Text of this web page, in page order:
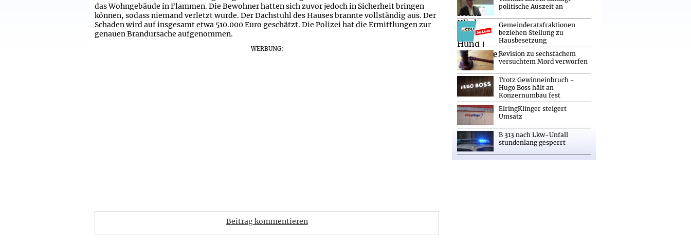
das Wohngebäude in Flammen. Die Bewohner hatten sich zuvor jedoch in Sicherheit bringen
können, sodass niemand verletzt wurde. Der Dachstuhl des Hauses brannte vollständig aus. Der
Schaden wird auf insgesamt etwa 510.000 Euro geschätzt. Die Polizei hat die Ermittlungen zur
genauen Brandursache aufgenommen.
WERBUNG:
Beitrag kommentieren
politische Auszeit an
Gemeinderatsfraktionen
beziehen Stellung zu
Hausbesetzung
Revision zu sechsfachem
versuchtem Mord verworfen
Trotz Gewinneinbruch -
Hugo Boss hält an
Konzernumbau fest
ElringKlinger steigert
Umsatz
B 313 nach Lkw-Unfall
stundenlang gesperrt